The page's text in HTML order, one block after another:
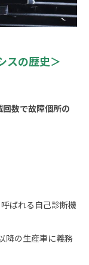
スの歴史＞
数で故障個所の
ばれる自己診断機
降の生産車に義務